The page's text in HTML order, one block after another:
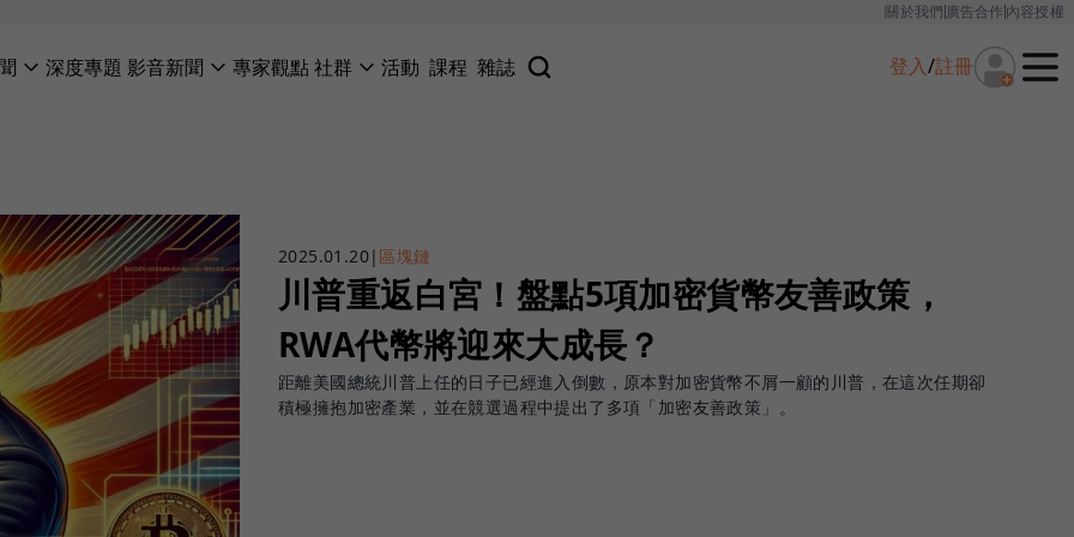
關於我們廣告合作內容授權
深度專題 影音新聞 專家觀點社群 活動 課程 雜誌 登入/註冊
2025.01.20| 區塊鏈
川普重返白宮！盤點5項加密貨幣友善政策，
RWA代幣將迎來大成長？
距離美國總統川普上任的日子已經進入倒數，原本對加密貨幣不屑一顧的川普，在這次任期卻
積極擁抱加密產業，並在競選過程中提出了多項「加密友善政策」。